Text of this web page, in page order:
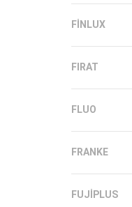
FINLUX
FIRAT
FLUO
FRANKE
FUJIPLUS